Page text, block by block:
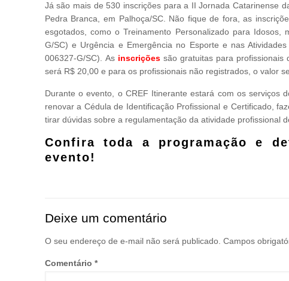
Já são mais de 530 inscrições para a II Jornada Catarinense
Pedra Branca, em Palhoça/SC. Não fique de fora, as
esgotados, como o Treinamento Personalizado para
G/SC) e Urgência e Emergência no Esporte e nas
006327-G/SC). As inscriçõessão gratuitas para profissionais
será R$ 20,00 e para os profissionais não registrados, o valor
Durante o evento, o CREF Itinerante estará com os serviços
renovar a Cédula de Identificação Profissional e Certificado,
tirar dúvidas sobre a regulamentação da atividade profissional
Confira toda a programação e
evento!
Deixe um comentário
O seu endereço de e-mail não será publicado. Campos
Comentário *